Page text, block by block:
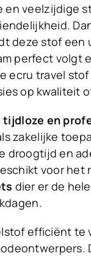
en veelzijdige
deze stof een
perfect volgt
ecru travel
op kwaliteit
tijdloze en
zakelijke
droogtijd en
voor het
dier er de
efficiënt te